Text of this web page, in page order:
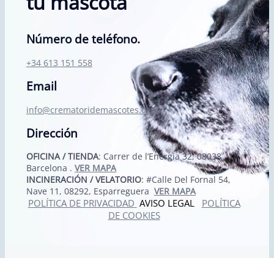
Número de teléfono.
+34 613 151 558
Email
info@crematoridemascotes.com
Dirección
OFICINA / TIENDA: Carrer de l’Energia 32, 08038
Barcelona . VER MAPA
INCINERACIÓN / VELATORIO: #Calle Del Fornal 54,
Nave 11, 08292, Esparreguera VER MAPA
POLÍTICA DE PRIVACIDAD AVISO LEGAL POLÍTICA
DE COOKIES